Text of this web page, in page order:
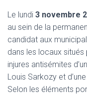
Le lundi 3 novembre
au sein de la
candidat aux
dans les locaux situés
injures antisémites
Louis Sarkozy et
Selon les éléments